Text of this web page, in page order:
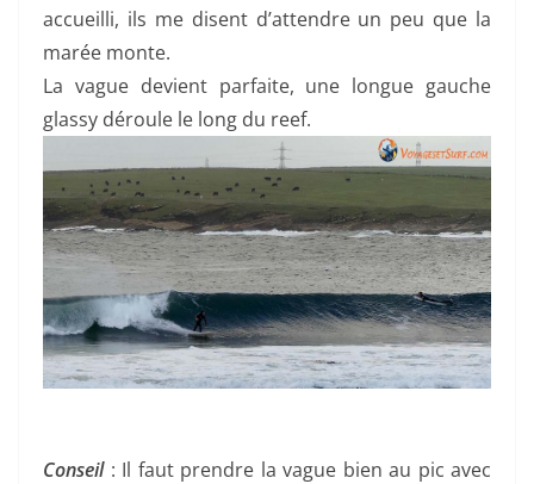
accueilli, ils me disent d’attendre un peu que la
marée monte.
La vague devient parfaite, une longue gauche
glassy déroule le long du reef.
Conseil: Il faut prendre la vague bien au pic avec